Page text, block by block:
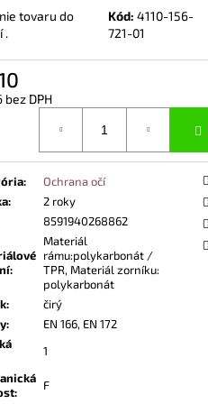
tovaru do
.
Kód: 4110-156-
721-01
bez DPH
:
Ochrana očí
:
2 roky
8591940268862
:
Materiál
rámu:polykarbonát /
TPR, Materiál zorníku:
polykarbonát
:
čirý
:
EN 166, EN 172
1
:
F
FIT SYSTEM